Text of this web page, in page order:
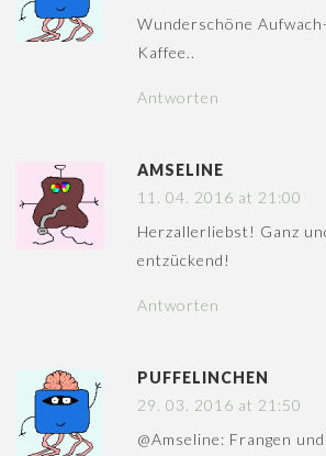
Wunderschöne
Kaffee..
Antworten
AMSELINE
11. 04. 2016 at 21:00
Herzallerliebst! Ganz
entzückend!
Antworten
PUFFELINCHEN
29. 03. 2016 at 21:50
@Amseline: Frangen